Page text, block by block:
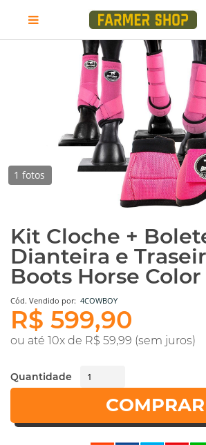
1 fotos
Kit Cloche +
Dianteira e
Boots Horse Color
Cód. Vendido por: 4COWBOY
R$ 599,90
ou até 10x de R$ 59,99 (sem juros)
Quantidade
COMPRAR